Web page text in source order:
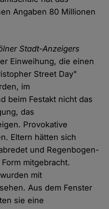
Angaben 80 Millionen
Stadt-Anzeiger​​​​​​​s
Einweihung, die einen
Street Day"
im
beim Festakt nicht das
das
Provokative
Eltern hätten sich
und Regenbogen-
mitgebracht.
mit
Aus dem Fenster
sie eine